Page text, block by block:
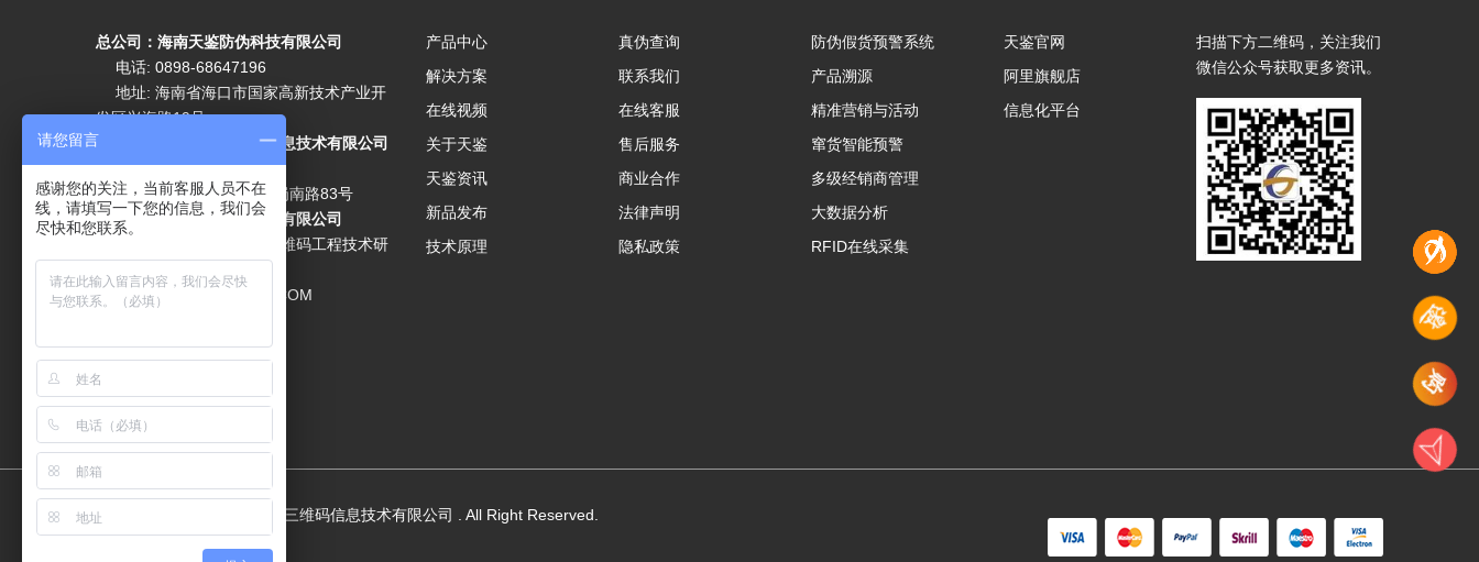
总公司：海南天鉴防伪科技有限公司
电话: 0898-68647196
地址: 海南省海口市国家高新技术产业开
发区兴海路19号
分公司：广州天鉴三维码信息技术有限公司
电话:020-89636067
地址: 广州市海珠区燕子岗南路83号
成都天鉴三维码信息技术有限公司
技术研究院：海南省天鉴三维码工程技术研
邮箱:LF@CHINA315NET.COM
网站访问量：
产品中心
解决方案
在线视频
关于天鉴
天鉴资讯
新品发布
技术原理
真伪查询
联系我们
在线客服
售后服务
商业合作
法律声明
隐私政策
防伪假货预警系统
产品溯源
精准营销与活动
窜货智能预警
多级经销商管理
大数据分析
RFID在线采集
天鉴官网
阿里旗舰店
信息化平台
扫描下方二维码，关注我们
微信公众号获取更多资讯。
Copyright © 2020 广州天鉴三维码信息技术有限公司 . All Right Reserved.
粤ICP备19135782号-1
请您留言
感谢您的关注，当前客服人员不在
线，请填写一下您的信息，我们会
尽快和您联系。